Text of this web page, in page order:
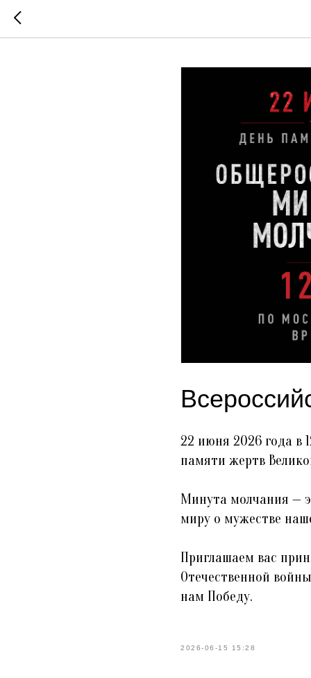
22 июня 2026 года в
памяти жертв
Минута молчания —
миру о мужестве
Приглашаем вас
Отечественной
нам Победу.
2026-06-15 15:28